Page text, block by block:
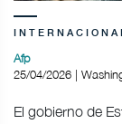
Afp
25/04/2026 |
El gobierno de